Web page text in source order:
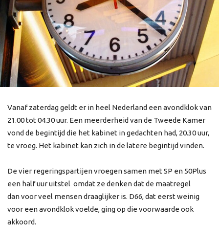
Vanaf zaterdag geldt er in heel Nederland een avondklok van
21.00 tot 04.30 uur. Een meerderheid van de Tweede Kamer
vond de begintijd die het kabinet in gedachten had, 20.30 uur,
te vroeg. Het kabinet kan zich in de latere begintijd vinden.
De vier regeringspartijen vroegen samen met SP en 50Plus
een half uur uitstel omdat ze denken dat de maatregel
dan voor veel mensen draaglijker is. D66, dat eerst weinig
voor een avondklok voelde, ging op die voorwaarde ook
akkoord.